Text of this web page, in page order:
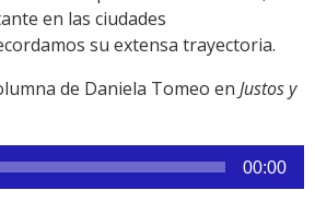
en las ciudades
su extensa trayectoria.
de Daniela Tomeo en Justos y
00:00